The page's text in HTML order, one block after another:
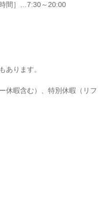
間］…7:30～20:00
あります。
休暇含む）、特別休暇（リフ